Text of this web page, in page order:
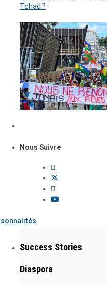
Tchad ?
Nous Suivre
Success Stories
Diaspora